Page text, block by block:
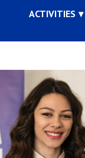
ACTIVITIES